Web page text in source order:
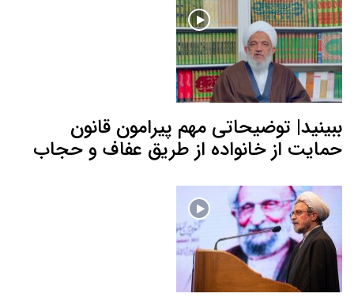
ببینید| توضیحاتی مهم پیرامون قانون
حمایت از خانواده از طریق عفاف و حجاب